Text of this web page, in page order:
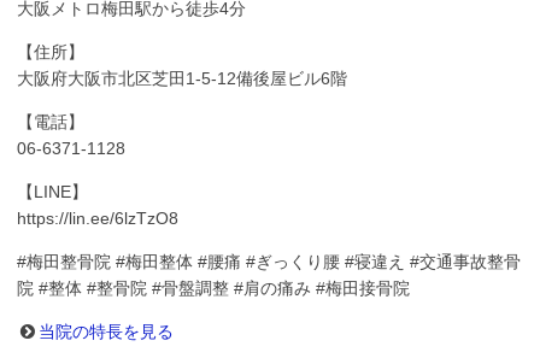
大阪メトロ梅田駅から徒歩4分
【住所】
大阪府大阪市北区芝田1-5-12備後屋ビル6階
【電話】
06-6371-1128
【LINE】
https://lin.ee/6lzTzO8
#梅田整骨院 #梅田整体 #腰痛 #ぎっくり腰 #寝違え #交通事故整骨
院 #整体 #整骨院 #骨盤調整 #肩の痛み #梅田接骨院
当院の特長を見る